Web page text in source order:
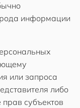
информации
или запроса
либо
субъектов